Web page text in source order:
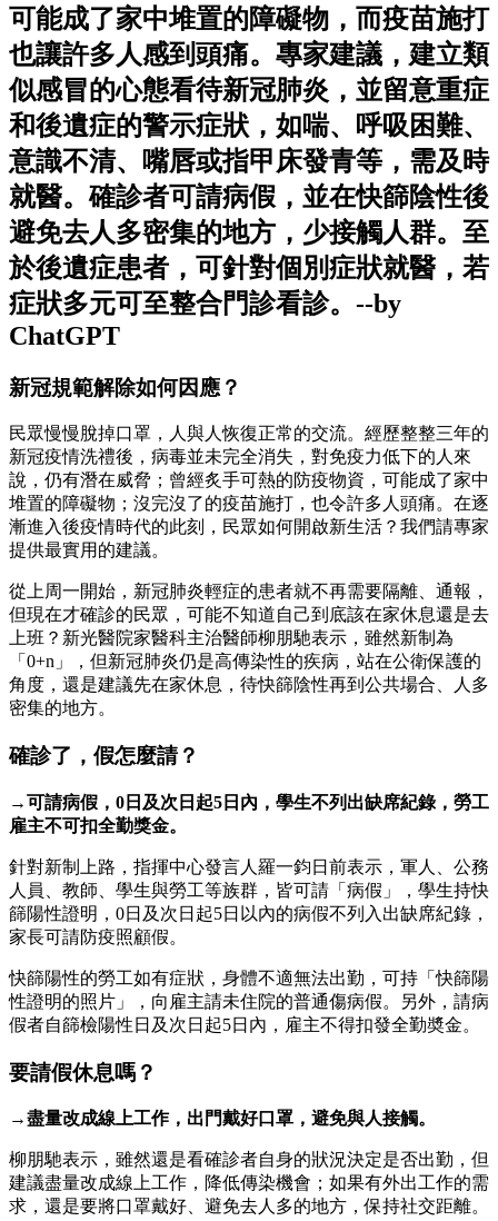
可能成了家中堆置的障礙物，而疫苗施打
也讓許多人感到頭痛。專家建議，建立類
似感冒的心態看待新冠肺炎，並留意重症
和後遺症的警示症狀，如喘、呼吸困難、
意識不清、嘴唇或指甲床發青等，需及時
就醫。確診者可請病假，並在快篩陰性後
避免去人多密集的地方，少接觸人群。至
於後遺症患者，可針對個別症狀就醫，若
症狀多元可至整合門診看診。--by
ChatGPT
新冠規範解除如何因應？
民眾慢慢脫掉口罩，人與人恢復正常的交流。經歷整整三年的
新冠疫情洗禮後，病毒並未完全消失，對免疫力低下的人來
說，仍有潛在威脅；曾經炙手可熱的防疫物資，可能成了家中
堆置的障礙物；沒完沒了的疫苗施打，也令許多人頭痛。在逐
漸進入後疫情時代的此刻，民眾如何開啟新生活？我們請專家
提供最實用的建議。
從上周一開始，新冠肺炎輕症的患者就不再需要隔離、通報，
但現在才確診的民眾，可能不知道自己到底該在家休息還是去
上班？新光醫院家醫科主治醫師柳朋馳表示，雖然新制為
「0+n」，但新冠肺炎仍是高傳染性的疾病，站在公衛保護的
角度，還是建議先在家休息，待快篩陰性再到公共場合、人多
密集的地方。
確診了，假怎麼請？
→可請病假，0日及次日起5日內，學生不列出缺席紀錄，勞工
雇主不可扣全勤獎金。
針對新制上路，指揮中心發言人羅一鈞日前表示，軍人、公務
人員、教師、學生與勞工等族群，皆可請「病假」，學生持快
篩陽性證明，0日及次日起5日以內的病假不列入出缺席紀錄，
家長可請防疫照顧假。
快篩陽性的勞工如有症狀，身體不適無法出勤，可持「快篩陽
性證明的照片」，向雇主請未住院的普通傷病假。另外，請病
假者自篩檢陽性日及次日起5日內，雇主不得扣發全勤奬金。
要請假休息嗎？
→盡量改成線上工作，出門戴好口罩，避免與人接觸。
柳朋馳表示，雖然還是看確診者自身的狀況決定是否出勤，但
建議盡量改成線上工作，降低傳染機會；如果有外出工作的需
求，還是要將口罩戴好、避免去人多的地方，保持社交距離。